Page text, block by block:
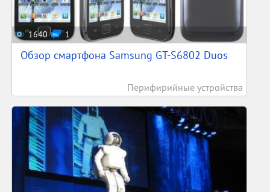
1640 1
Обзор смартфона Samsung GT-S6802 Duos
Перифирийные устройства